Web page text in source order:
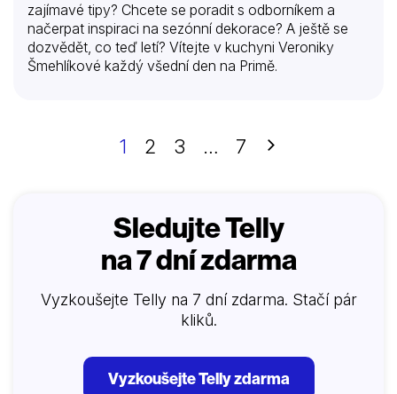
zajímavé tipy? Chcete se poradit s odborníkem a
načerpat inspiraci na sezónní dekorace? A ještě se
dozvědět, co teď letí? Vítejte v kuchyni Veroniky
Šmehlíkové každý všední den na Primě.
1 2 3 … 7 Další
Sledujte Telly
na 7 dní zdarma
Vyzkoušejte Telly na 7 dní zdarma. Stačí pár
kliků.
Vyzkoušejte Telly zdarma